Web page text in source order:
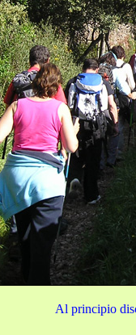
Al principio